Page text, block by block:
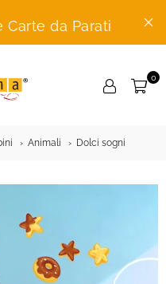
da Parati
0
Animali Dolci sogni